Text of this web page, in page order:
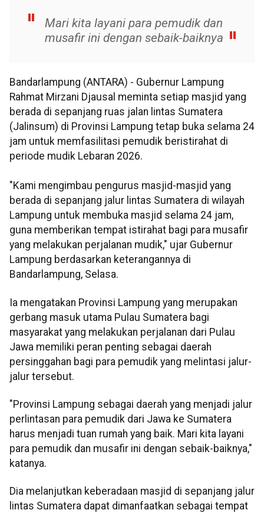
Mari kita layani para pemudik dan
musafir ini dengan sebaik-baiknya
Bandarlampung (ANTARA) - Gubernur Lampung
Rahmat Mirzani Djausal meminta setiap masjid yang
berada di sepanjang ruas jalan lintas Sumatera
(Jalinsum) di Provinsi Lampung tetap buka selama 24
jam untuk memfasilitasi pemudik beristirahat di
periode mudik Lebaran 2026.
"Kami mengimbau pengurus masjid-masjid yang
berada di sepanjang jalur lintas Sumatera di wilayah
Lampung untuk membuka masjid selama 24 jam,
guna memberikan tempat istirahat bagi para musafir
yang melakukan perjalanan mudik," ujar Gubernur
Lampung berdasarkan keterangannya di
Bandarlampung, Selasa.
Ia mengatakan Provinsi Lampung yang merupakan
gerbang masuk utama Pulau Sumatera bagi
masyarakat yang melakukan perjalanan dari Pulau
Jawa memiliki peran penting sebagai daerah
persinggahan bagi para pemudik yang melintasi jalur-
jalur tersebut.
"Provinsi Lampung sebagai daerah yang menjadi jalur
perlintasan para pemudik dari Jawa ke Sumatera
harus menjadi tuan rumah yang baik. Mari kita layani
para pemudik dan musafir ini dengan sebaik-baiknya,"
katanya.
Dia melanjutkan keberadaan masjid di sepanjang jalur
lintas Sumatera dapat dimanfaatkan sebagai tempat